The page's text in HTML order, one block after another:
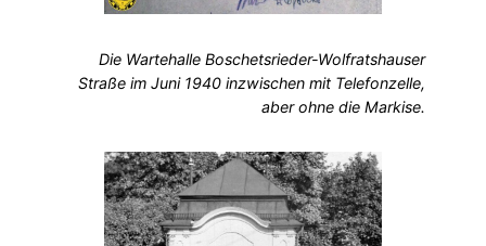
Die Wartehalle Boschetsrieder-Wolfratshauser
Straße im Juni 1940 inzwischen mit Telefonzelle,
aber ohne die Markise.